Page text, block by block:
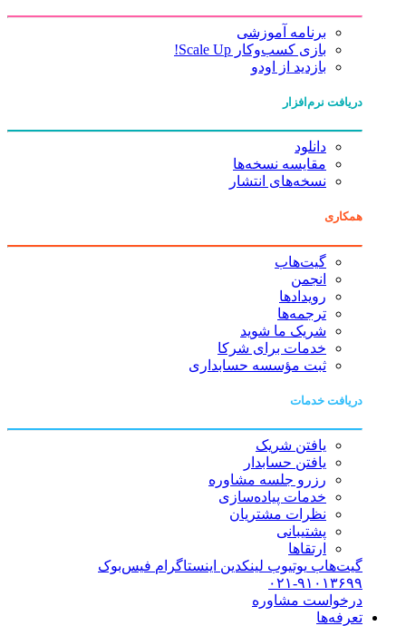
برنامه آموزشی
بازی کسب‌وکار Scale Up!
بازدید از اودو
دریافت نرم‌افزار
دانلود
مقایسه نسخه‌ها
نسخه‌های انتشار
همکاری
گیت‌هاب
انجمن
رویدادها
ترجمه‌ها
شریک ما شوید
خدمات برای شرکا
ثبت مؤسسه حسابداری
دریافت خدمات
یافتن شریک
یافتن حسابدار
رزرو جلسه مشاوره
خدمات پیاده‌سازی
نظرات مشتریان
پشتیبانی
ارتقاها
گیت‌هاب یوتیوب لینکدین اینستاگرام فیس‌بوک
۰۲۱-۹۱۰۱۳۶۹۹
درخواست مشاوره
تعرفه‌ها